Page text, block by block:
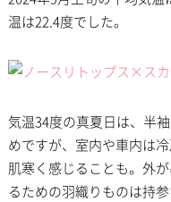
温は22.4度でした。
気温34度の真夏日は、半
めですが、室内や車内は
肌寒く感じることも。外
るための羽織りものは持